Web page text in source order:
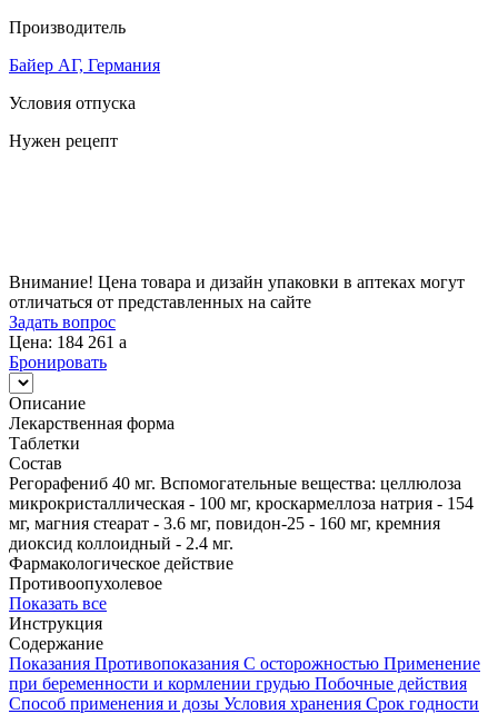
Производитель
Байер АГ, Германия
Условия отпуска
Нужен рецепт
Внимание! Цена товара и дизайн упаковки в аптеках могут
отличаться от представленных на сайте
Задать вопрос
Цена: 184 261 a
Бронировать
Описание
Лекарственная форма
Таблетки
Состав
Регорафениб 40 мг. Вспомогательные вещества: целлюлоза
микрокристаллическая - 100 мг, кроскармеллоза натрия - 154
мг, магния стеарат - 3.6 мг, повидон-25 - 160 мг, кремния
диоксид коллоидный - 2.4 мг.
Фармакологическое действие
Противоопухолевое
Показать все
Инструкция
Содержание
Показания Противопоказания С осторожностью Применение
при беременности и кормлении грудью Побочные действия
Способ применения и дозы Условия хранения Срок годности